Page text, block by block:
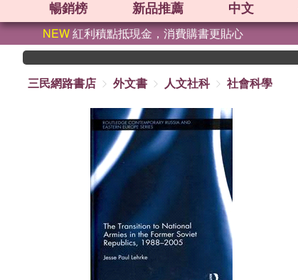
暢銷榜 新品推薦 中文
NEW紅利積點抵現金，消費購書更貼心
三民網路書店
外文書 人文社科 社會科學